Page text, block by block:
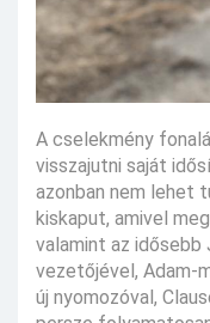
A cselekmény
visszajutni saját
azonban nem lehet
kiskaput, amivel
valamint az idősebb
vezetőjével, Adam-
új nyomozóval,